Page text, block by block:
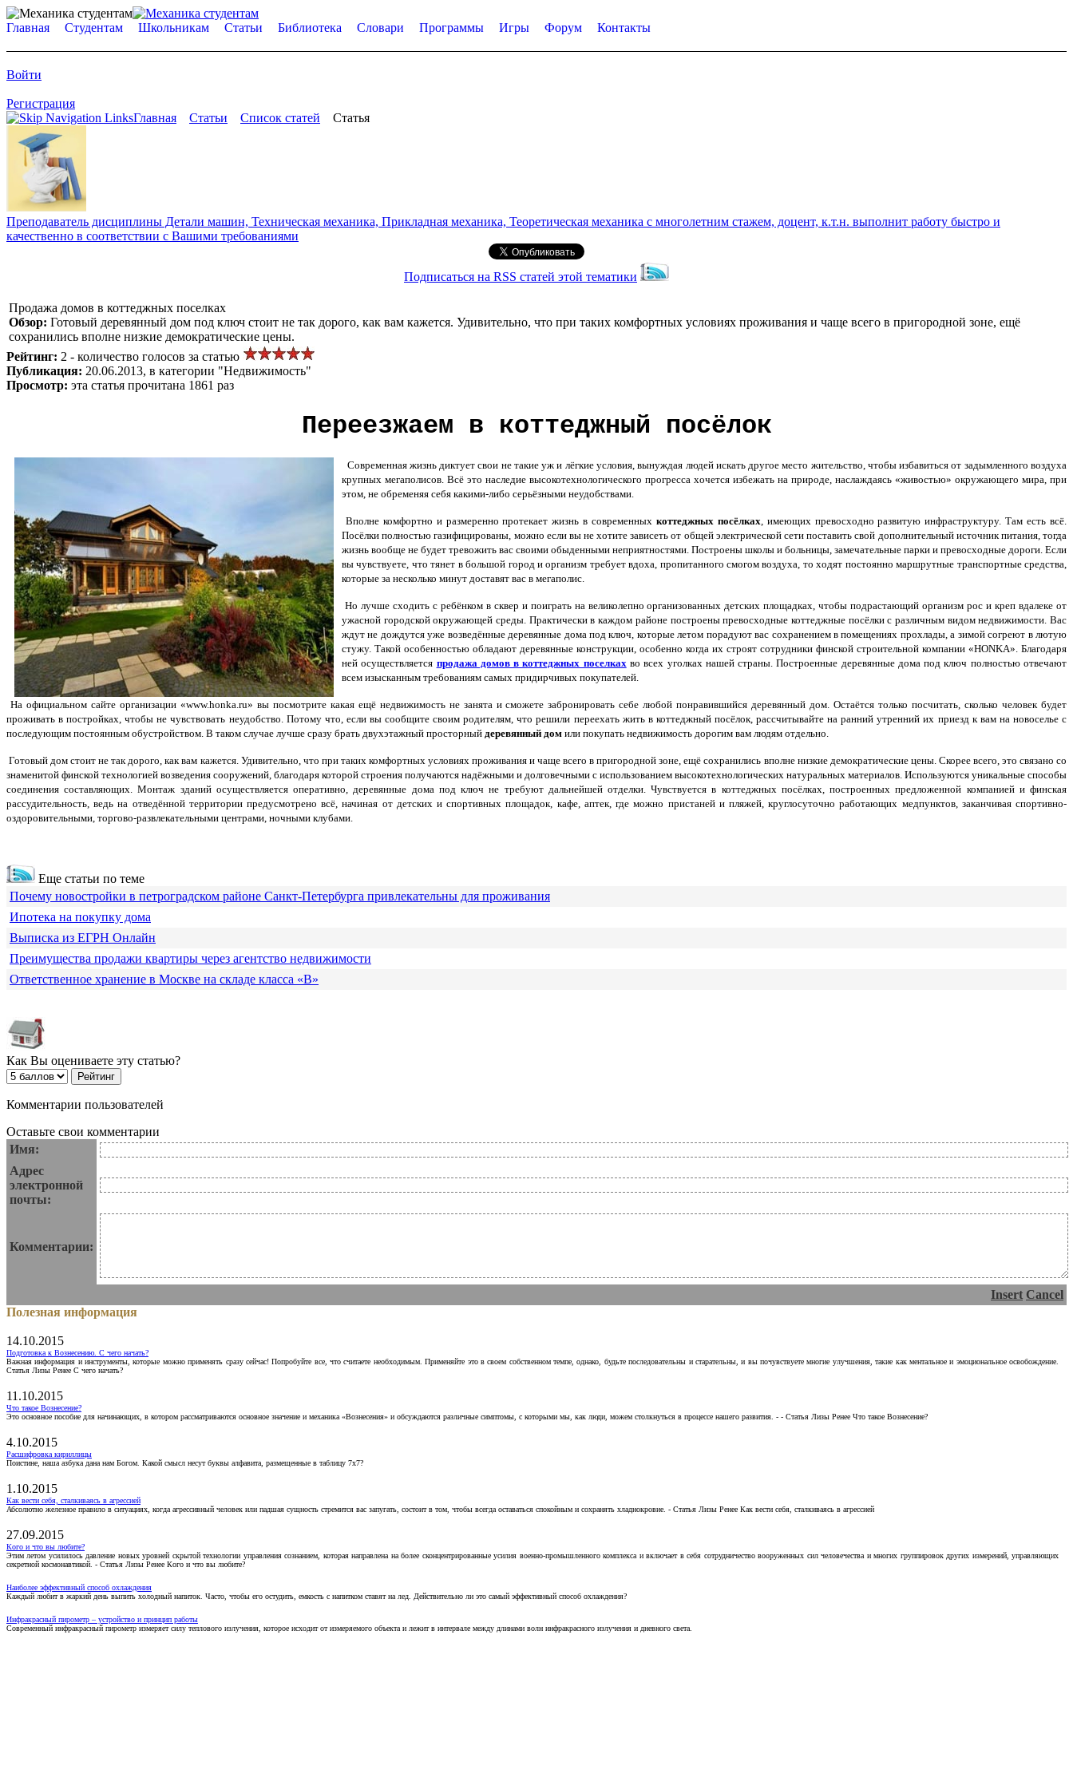
Главная Студентам Школьникам Статьи Библиотека Словари Программы Игры Форум Контакты
Войти
Регистрация
Главная
Статьи Список статей Статья
Преподаватель дисциплины Детали машин, Техническая механика, Прикладная механика, Теоретическая механика с многолетним стажем, доцент, к.т.н. выполнит работу быстро и
качественно в соответствии с Вашими требованиями
Подписаться на RSS статей этой тематики
Продажа домов в коттеджных поселках
Обзор: Готовый деревянный дом под ключ стоит не так дорого, как вам кажется. Удивительно, что при таких комфортных условиях проживания и чаще всего в пригородной зоне, ещё
сохранились вполне низкие демократические цены.
Рейтинг: 2 - количество голосов за статью
Публикация: 20.06.2013, в категории "Недвижимость"
Просмотр: эта статья прочитана 1861 раз
Переезжаем в коттеджный посёлок
Современная жизнь диктует свои не такие уж и лёгкие условия, вынуждая людей искать другое место жительство, чтобы избавиться от задымленного воздуха
крупных мегаполисов. Всё это наследие высокотехнологического прогресса хочется избежать на природе, наслаждаясь «живостью» окружающего мира, при
этом, не обременяя себя какими-либо серьёзными неудобствами.
Вполне комфортно и размеренно протекает жизнь в современных коттеджных посёлках, имеющих превосходно развитую инфраструктуру. Там есть всё.
Посёлки полностью газифицированы, можно если вы не хотите зависеть от общей электрической сети поставить свой дополнительный источник питания, тогда
жизнь вообще не будет тревожить вас своими обыденными неприятностями. Построены школы и больницы, замечательные парки и превосходные дороги. Если
вы чувствуете, что тянет в большой город и организм требует вдоха, пропитанного смогом воздуха, то ходят постоянно маршрутные транспортные средства,
которые за несколько минут доставят вас в мегаполис.
Но лучше сходить с ребёнком в сквер и поиграть на великолепно организованных детских площадках, чтобы подрастающий организм рос и креп вдалеке от
ужасной городской окружающей среды. Практически в каждом районе построены превосходные коттеджные посёлки с различным видом недвижимости. Вас
ждут не дождутся уже возведённые деревянные дома под ключ, которые летом порадуют вас сохранением в помещениях прохлады, а зимой согреют в лютую
стужу. Такой особенностью обладают деревянные конструкции, особенно когда их строят сотрудники финской строительной компании «HONKA». Благодаря
ней осуществляется продажа домов в коттеджных поселкахво всех уголках нашей страны. Построенные деревянные дома под ключ полностью отвечают
всем изысканным требованиям самых придирчивых покупателей.
На официальном сайте организации «www.honka.ru» вы посмотрите какая ещё недвижимость не занята и сможете забронировать себе любой понравившийся деревянный дом. Остаётся только посчитать, сколько человек будет
проживать в постройках, чтобы не чувствовать неудобство. Потому что, если вы сообщите своим родителям, что решили переехать жить в коттеджный посёлок, рассчитывайте на ранний утренний их приезд к вам на новоселье с
последующим постоянным обустройством. В таком случае лучше сразу брать двухэтажный просторный деревянный дом или покупать недвижимость дорогим вам людям отдельно.
Готовый дом стоит не так дорого, как вам кажется. Удивительно, что при таких комфортных условиях проживания и чаще всего в пригородной зоне, ещё сохранились вполне низкие демократические цены. Скорее всего, это связано со
знаменитой финской технологией возведения сооружений, благодаря которой строения получаются надёжными и долговечными с использованием высокотехнологических натуральных материалов. Используются уникальные способы
соединения составляющих. Монтаж зданий осуществляется оперативно, деревянные дома под ключ не требуют дальнейшей отделки. Чувствуется в коттеджных посёлках, построенных предложенной компанией и финская
рассудительность, ведь на отведённой территории предусмотрено всё, начиная от детских и спортивных площадок, кафе, аптек, где можно пристаней и пляжей, круглосуточно работающих медпунктов, заканчивая спортивно-
оздоровительными, торгово-развлекательными центрами, ночными клубами.
Еще статьи по теме
Почему новостройки в петроградском районе Санкт-Петербурга привлекательны для проживания
Ипотека на покупку дома
Выписка из ЕГРН Онлайн
Преимущества продажи квартиры через агентство недвижимости
Ответственное хранение в Москве на складе класса «В»
Как Вы оцениваете эту статью?
Комментарии пользователей
Оставьте свои комментарии
Имя:
Адрес
электронной
почты:
Комментарии:
Insert Cancel
Полезная информация
14.10.2015
Подготовка к Вознесению. С чего начать?
Важная информация и инструменты, которые можно применять сразу сейчас! Попробуйте все, что считаете необходимым. Применяйте это в своем собственном темпе, однако, будьте последовательны и старательны, и вы почувствуете многие улучшения, такие как ментальное и эмоциональное освобождение.
Статья Лизы Ренее С чего начать?
11.10.2015
Что такое Вознесение?
Это основное пособие для начинающих, в котором рассматриваются основное значение и механика «Вознесения» и обсуждаются различные симптомы, с которыми мы, как люди, можем столкнуться в процессе нашего развития. - - Статья Лизы Ренее Что такое Вознесение?
4.10.2015
Расшифровка кириллицы
Поистине, наша азбука дана нам Богом. Какой смысл несут буквы алфавита, размещенные в таблицу 7х7?
1.10.2015
Как вести себя, сталкиваясь в агрессией
Абсолютно железное правило в ситуациях, когда агрессивный человек или падшая сущность стремится вас запугать, состоит в том, чтобы всегда оставаться спокойным и сохранять хладнокровие. - Статья Лизы Ренее Как вести себя, сталкиваясь в агрессией
27.09.2015
Кого и что вы любите?
Этим летом усилилось давление новых уровней скрытой технологии управления сознанием, которая направлена на более сконцентрированные усилия военно-промышленного комплекса и включает в себя сотрудничество вооруженных сил человечества и многих группировок других измерений, управляющих
секретной космонавтикой. - Статья Лизы Ренее Кого и что вы любите?
Наиболее эффективный способ охлаждения
Каждый любит в жаркий день выпить холодный напиток. Часто, чтобы его остудить, емкость с напитком ставят на лед. Действительно ли это самый эффективный способ охлаждения?
Инфракрасный пирометр – устройство и принцип работы
Современный инфракрасный пирометр измеряет силу теплового излучения, которое исходит от измеряемого объекта и лежит в интервале между длинами волн инфракрасного излучения и дневного света.